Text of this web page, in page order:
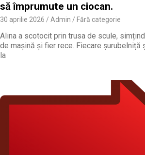
să împrumute un ciocan.
30 aprilie 2026 Admin Fără categorie
Alina a scotocit prin trusa de scule,
de mașină și fier rece. Fiecare șurubelniță
la